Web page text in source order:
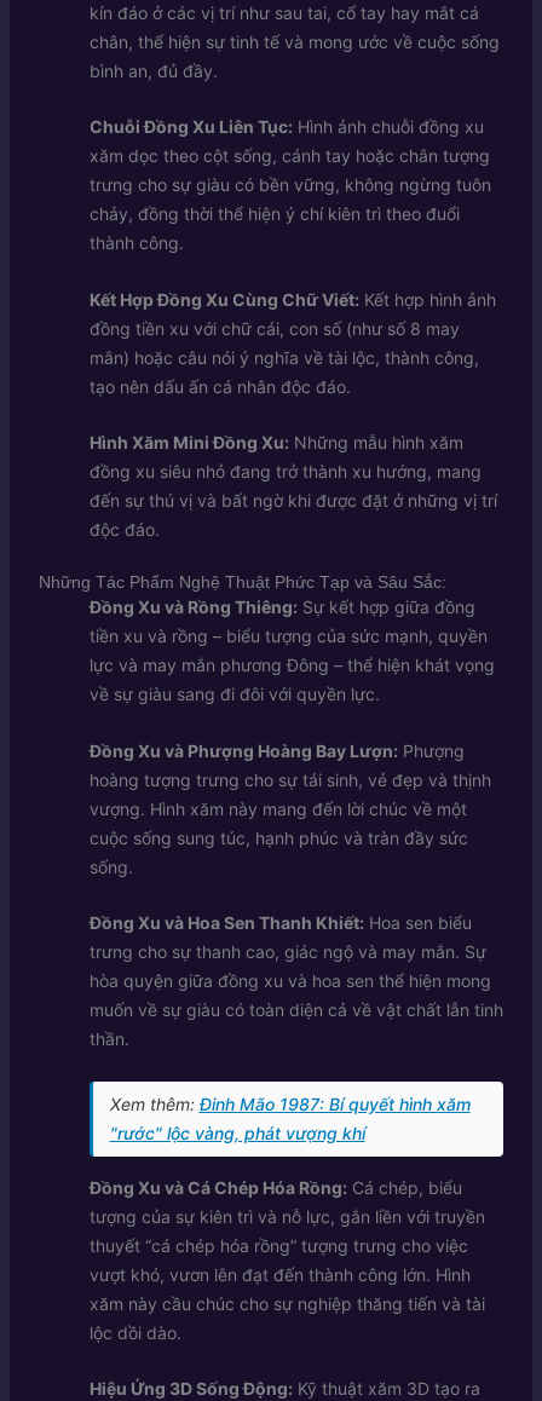
kín đáo ở các vị trí như sau tai, cổ tay hay mắt cá
chân, thể hiện sự tinh tế và mong ước về cuộc sống
bình an, đủ đầy.
Chuỗi Đồng Xu Liên Tục: Hình ảnh chuỗi đồng xu
xăm dọc theo cột sống, cánh tay hoặc chân tượng
trưng cho sự giàu có bền vững, không ngừng tuôn
chảy, đồng thời thể hiện ý chí kiên trì theo đuổi
thành công.
Kết Hợp Đồng Xu Cùng Chữ Viết: Kết hợp hình ảnh
đồng tiền xu với chữ cái, con số (như số 8 may
mắn) hoặc câu nói ý nghĩa về tài lộc, thành công,
tạo nên dấu ấn cá nhân độc đáo.
Hình Xăm Mini Đồng Xu: Những mẫu hình xăm
đồng xu siêu nhỏ đang trở thành xu hướng, mang
đến sự thú vị và bất ngờ khi được đặt ở những vị trí
độc đáo.
Những Tác Phẩm Nghệ Thuật Phức Tạp và Sâu Sắc:
Đồng Xu và Rồng Thiêng: Sự kết hợp giữa đồng
tiền xu và rồng – biểu tượng của sức mạnh, quyền
lực và may mắn phương Đông – thể hiện khát vọng
về sự giàu sang đi đôi với quyền lực.
Đồng Xu và Phượng Hoàng Bay Lượn: Phượng
hoàng tượng trưng cho sự tái sinh, vẻ đẹp và thịnh
vượng. Hình xăm này mang đến lời chúc về một
cuộc sống sung túc, hạnh phúc và tràn đầy sức
sống.
Đồng Xu và Hoa Sen Thanh Khiết: Hoa sen biểu
trưng cho sự thanh cao, giác ngộ và may mắn. Sự
hòa quyện giữa đồng xu và hoa sen thể hiện mong
muốn về sự giàu có toàn diện cả về vật chất lẫn tinh
thần.
Xem thêm: Đinh Mão 1987: Bí quyết hình xăm
"rước" lộc vàng, phát vượng khí
Đồng Xu và Cá Chép Hóa Rồng: Cá chép, biểu
tượng của sự kiên trì và nỗ lực, gắn liền với truyền
thuyết “cá chép hóa rồng” tượng trưng cho việc
vượt khó, vươn lên đạt đến thành công lớn. Hình
xăm này cầu chúc cho sự nghiệp thăng tiến và tài
lộc dồi dào.
Hiệu Ứng 3D Sống Động: Kỹ thuật xăm 3D tạo ra